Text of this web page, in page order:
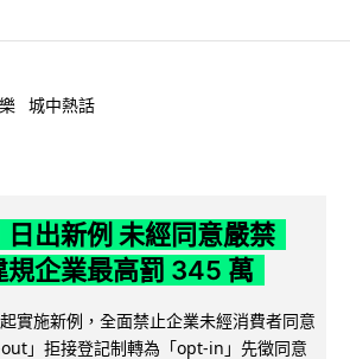
城中熱話
日出新例 未經同意嚴禁
企業最高罰 345 萬
實施新例，全面禁止企業未經消費者同意
」拒接登記制轉為「opt-in」先徵同意